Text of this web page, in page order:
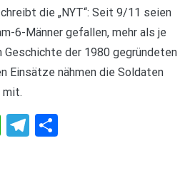
die „NYT“: Seit 9/11 seien
6-Männer gefallen, mehr als je
Geschichte der 1980 gegründeten
Einsätze nähmen die Soldaten
mit.
WhatsApp
Telegram